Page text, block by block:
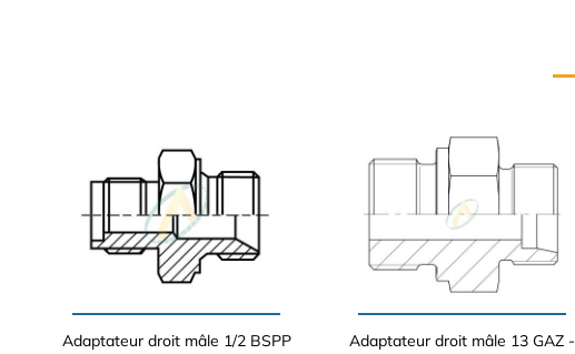
Adaptateur droit mâle 1/2 BSPP
Adaptateur droit mâle 13 GAZ -